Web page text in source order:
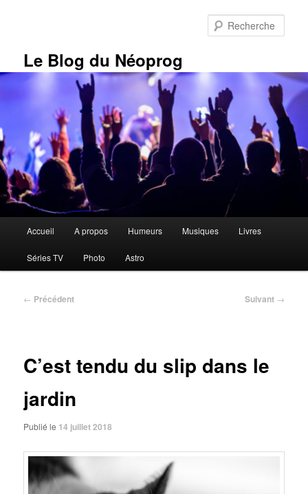
Le Blog du Néoprog
Accueil A propos Humeurs Musiques Livres
Séries TV Photo Astro
Navigation
← Précédent Suivant →
C’est tendu du slip dans le
jardin
Publié le 14 juillet 2018